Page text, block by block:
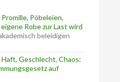
Promille, Pöbeleien,
Robe zur Last wird
beleidigen
Haft, Geschlecht, Chaos:
auf